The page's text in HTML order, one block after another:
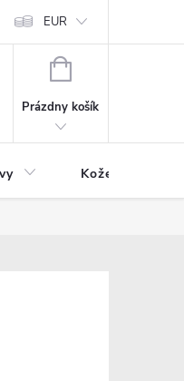
EUR
NÁKUPNÝ
Prázdny košík
Kožený tovar